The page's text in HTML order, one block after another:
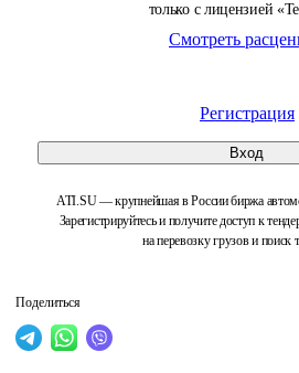
только с лицензией
Смотреть
Регистрация
Вход
ATI.SU — крупнейшая в России биржа
Зарегистрируйтесь и получите доступ к
на перевозку грузов и поиск
Поделиться